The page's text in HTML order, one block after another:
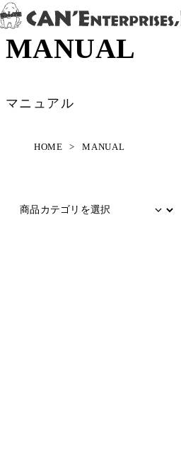
Skip to content
MANUAL
マニュアル
HOME > MANUAL